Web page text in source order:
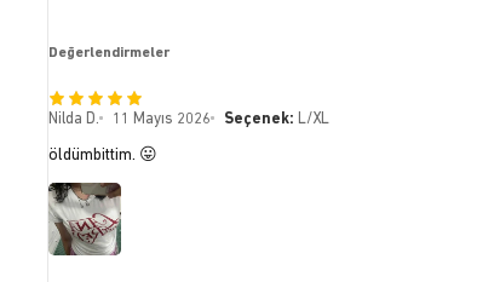
Değerlendirmeler
Nilda D. 11 Mayıs 2026 Seçenek: L/XL
öldümbittim. 😛